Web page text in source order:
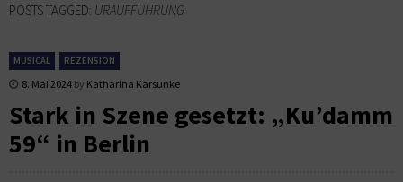
POSTS TAGGED: URAUFFÜHRUNG
MUSICAL REZENSION
8. Mai 2024 by Katharina Karsunke
Stark in Szene gesetzt: „Ku’damm
59“ in Berlin